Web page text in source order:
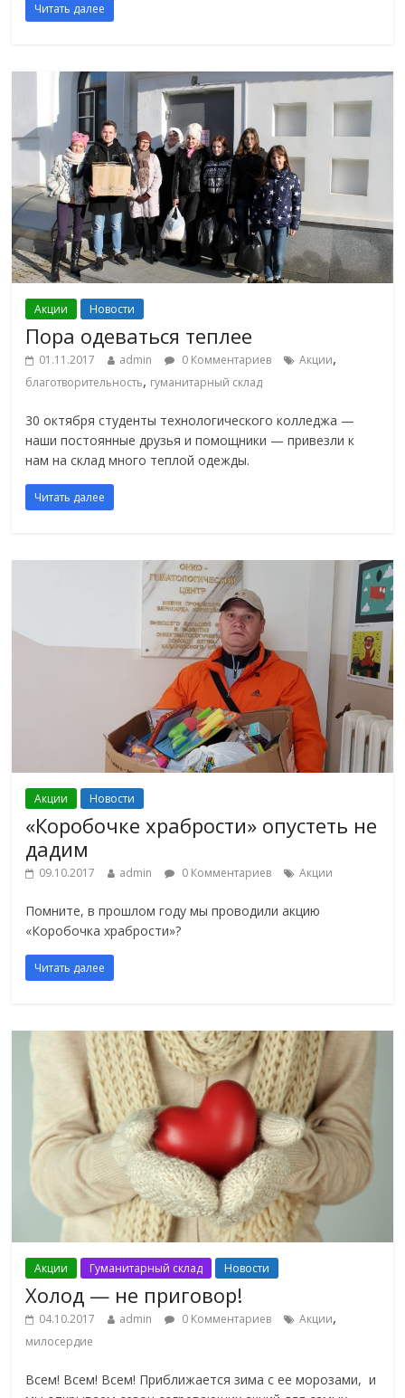
Читать далее
Акции Новости
Пора одеваться теплее
01.11.2017 admin 0 Комментариев Акции,
благотворительность, гуманитарный склад
30 октября студенты технологического колледжа —
наши постоянные друзья и помощники — привезли к
нам на склад много теплой одежды.
Читать далее
Акции Новости
«Коробочке храбрости» опустеть не
дадим
09.10.2017 admin 0 Комментариев Акции
Помните, в прошлом году мы проводили акцию
«Коробочка храбрости»?
Читать далее
Акции Гуманитарный склад Новости
Холод — не приговор!
04.10.2017 admin 0 Комментариев Акции,
милосердие
Всем! Всем! Всем! Приближается зима с ее морозами, и